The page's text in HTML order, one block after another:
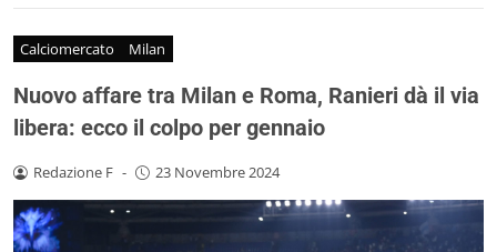
Calciomercato Milan
Nuovo affare tra Milan e Roma, Ranieri dà il via
libera: ecco il colpo per gennaio
Redazione F - 23 Novembre 2024